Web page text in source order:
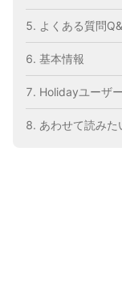
よくある質問
基本情報
Holidayユーザ
あわせて読みた